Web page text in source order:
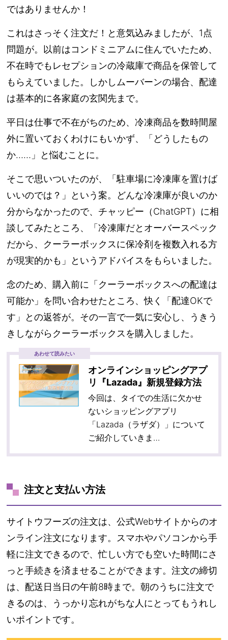
ではありませんか！
これはさっそく注文だ！と意気込みましたが、1点
問題が。以前はコンドミニアムに住んでいたため、
不在時でもレセプションの冷蔵庫で商品を保管して
もらえていました。しかしムーバーンの場合、配達
は基本的に各家庭の玄関先まで。
平日は仕事で不在がちのため、冷凍商品を数時間屋
外に置いておくわけにもいかず、「どうしたもの
か……」と悩むことに。
そこで思いついたのが、「駐車場に冷凍庫を置けば
いいのでは？」という案。どんな冷凍庫が良いのか
分からなかったので、チャッピー（ChatGPT）に相
談してみたところ、「冷凍庫だとオーバースペック
だから、クーラーボックスに保冷剤を複数入れる方
が現実的かも」というアドバイスをもらいました。
念のため、購入前に「クーラーボックスへの配達は
可能か」を問い合わせたところ、快く「配達OKで
す」との返答が。その一言で一気に安心し、うきう
きしながらクーラーボックスを購入しました。
あわせて読みたい
オンラインショッピングアプ
リ『Lazada』新規登録方法
今回は、タイでの生活に欠かせ
ないショッピングアプリ
「Lazada（ラザダ）」について
ご紹介していきま…
注文と支払い方法
サイトウフーズの注文は、公式Webサイトからのオ
ンライン注文になります。スマホやパソコンから手
軽に注文できるので、忙しい方でも空いた時間にさ
っと手続きを済ませることができます。注文の締切
は、配送日当日の午前8時まで。朝のうちに注文で
きるのは、うっかり忘れがちな人にとってもうれし
いポイントです。